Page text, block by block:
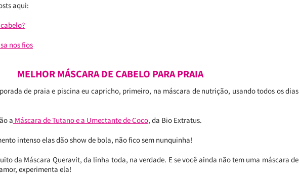
aqui:
nos fios
MELHOR MÁSCARA DE CABELO PARA PRAIA
de praia e piscina eu capricho, primeiro, na máscara de nutrição, usando todos os dias
a Máscara de Tutano e a Umectante de Coco, da Bio Extratus.
intenso elas dão show de bola, não fico sem nunquinha!
da Máscara Queravit, da linha toda, na verdade. E se você ainda não tem uma máscara de
experimenta ela!